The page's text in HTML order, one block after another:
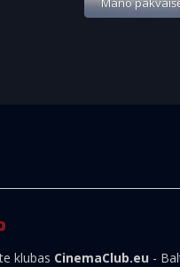
klubas CinemaClub.eu -